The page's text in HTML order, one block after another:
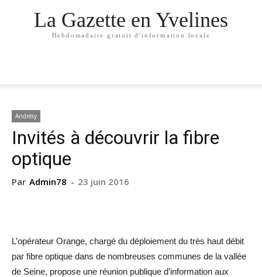
La Gazette en Yvelines
Hebdomadaire gratuit d'information locale
Andrésy
Invités à découvrir la fibre
optique
Par Admin78 - 23 juin 2016
L’opérateur Orange, chargé du déploiement du très haut débit
par fibre optique dans de nombreuses communes de la vallée
de Seine, propose une réunion publique d’information aux